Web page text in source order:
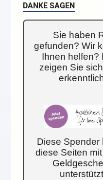
DANKE SAGEN
Sie haben
gefunden? Wir
Ihnen helfen?
zeigen Sie
Diese Spender
diese Seiten